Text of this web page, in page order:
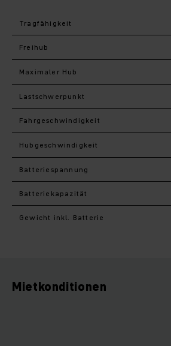
Tragfähigkeit
Freihub
Maximaler Hub
Last­schwerpunkt
Fahr­geschwindigkeit
Hub­geschwindigkeit
Batteriespannung
Batteriekapazität
Gewicht inkl. Batterie
Mietkonditionen